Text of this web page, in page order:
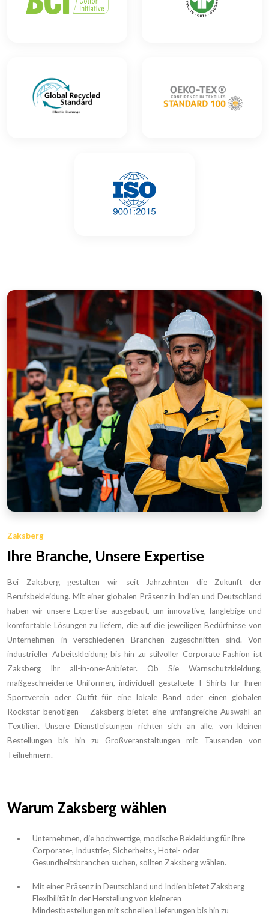
Zaksberg
Ihre Branche, Unsere Expertise
Bei Zaksberg gestalten wir seit Jahrzehnten die Zukunft der
Berufsbekleidung. Mit einer globalen Präsenz in Indien und Deutschland
haben wir unsere Expertise ausgebaut, um innovative, langlebige und
komfortable Lösungen zu liefern, die auf die jeweiligen Bedürfnisse von
Unternehmen in verschiedenen Branchen zugeschnitten sind. Von
industrieller Arbeitskleidung bis hin zu stilvoller Corporate Fashion ist
Zaksberg Ihr all-in-one-Anbieter. Ob Sie Warnschutzkleidung,
maßgeschneiderte Uniformen, individuell gestaltete T-Shirts für Ihren
Sportverein oder Outfit für eine lokale Band oder einen globalen
Rockstar benötigen – Zaksberg bietet eine umfangreiche Auswahl an
Textilien. Unsere Dienstleistungen richten sich an alle, von kleinen
Bestellungen bis hin zu Großveranstaltungen mit Tausenden von
Teilnehmern.
Warum Zaksberg wählen
Unternehmen, die hochwertige, modische Bekleidung für ihre
Corporate-, Industrie-, Sicherheits-, Hotel- oder
Gesundheitsbranchen suchen, sollten Zaksberg wählen.
Mit einer Präsenz in Deutschland und Indien bietet Zaksberg
Flexibilität in der Herstellung von kleineren
Mindestbestellungen mit schnellen Lieferungen bis hin zu